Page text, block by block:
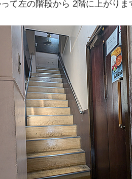
て左の階段から 2階に上がりま